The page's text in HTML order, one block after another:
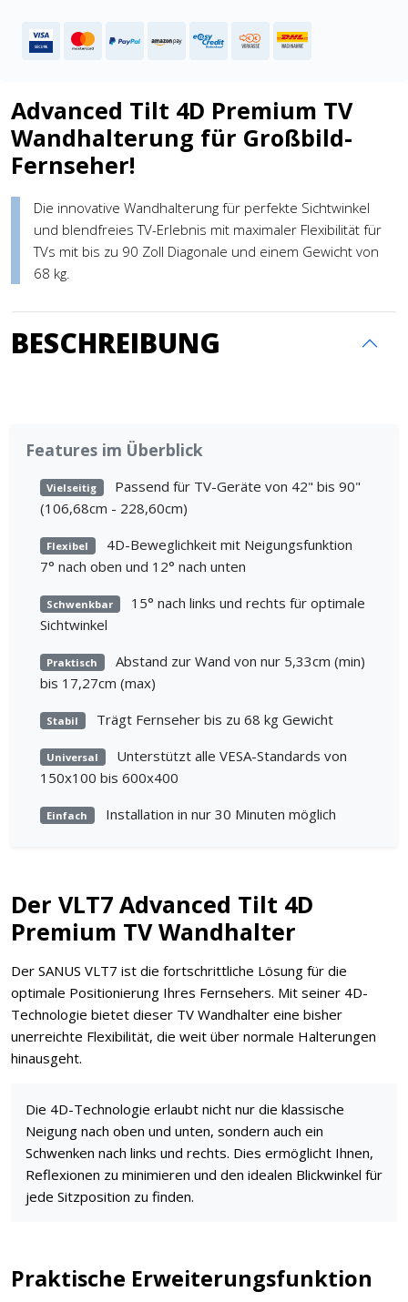
Advanced Tilt 4D Premium TV
Wandhalterung für Großbild-
Fernseher!
Die innovative Wandhalterung für perfekte Sichtwinkel
und blendfreies TV-Erlebnis mit maximaler Flexibilität für
TVs mit bis zu 90 Zoll Diagonale und einem Gewicht von
68 kg.
BESCHREIBUNG
Features im Überblick
Vielseitig
Passend für TV-Geräte von 42" bis 90"
(106,68cm - 228,60cm)
Flexibel
4D-Beweglichkeit mit Neigungsfunktion
7° nach oben und 12° nach unten
Schwenkbar
15° nach links und rechts für optimale
Sichtwinkel
Praktisch
Abstand zur Wand von nur 5,33cm (min)
bis 17,27cm (max)
Stabil Trägt Fernseher bis zu 68 kg Gewicht
Universal
Unterstützt alle VESA-Standards von
150x100 bis 600x400
Einfach Installation in nur 30 Minuten möglich
Der VLT7 Advanced Tilt 4D
Premium TV Wandhalter
Der SANUS VLT7 ist die fortschrittliche Lösung für die
optimale Positionierung Ihres Fernsehers. Mit seiner 4D-
Technologie bietet dieser TV Wandhalter eine bisher
unerreichte Flexibilität, die weit über normale Halterungen
hinausgeht.
Die 4D-Technologie erlaubt nicht nur die klassische
Neigung nach oben und unten, sondern auch ein
Schwenken nach links und rechts. Dies ermöglicht Ihnen,
Reflexionen zu minimieren und den idealen Blickwinkel für
jede Sitzposition zu finden.
Praktische Erweiterungsfunktion